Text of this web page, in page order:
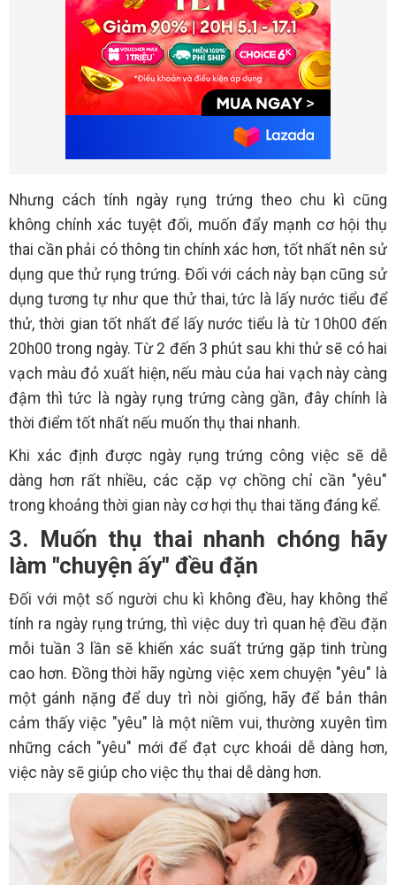
Nhưng cách tính ngày rụng trứng theo chu kì cũng
không chính xác tuyệt đối, muốn đẩy mạnh cơ hội thụ
thai cần phải có thông tin chính xác hơn, tốt nhất nên sử
dụng que thử rụng trứng. Đối với cách này bạn cũng sử
dụng tương tự như que thử thai, tức là lấy nước tiểu để
thử, thời gian tốt nhất để lấy nước tiểu là từ 10h00 đến
20h00 trong ngày. Từ 2 đến 3 phút sau khi thử sẽ có hai
vạch màu đỏ xuất hiện, nếu màu của hai vạch này càng
đậm thì tức là ngày rụng trứng càng gần, đây chính là
thời điểm tốt nhất nếu muốn thụ thai nhanh.
Khi xác định được ngày rụng trứng công việc sẽ dễ
dàng hơn rất nhiều, các cặp vợ chồng chỉ cần "yêu"
trong khoảng thời gian này cơ hợi thụ thai tăng đáng kể.
3. Muốn thụ thai nhanh chóng hãy
làm "chuyện ấy" đều đặn
Đối với một số người chu kì không đều, hay không thể
tính ra ngày rụng trứng, thì việc duy trì quan hệ đều đặn
mỗi tuần 3 lần sẽ khiến xác suất trứng gặp tinh trùng
cao hơn. Đồng thời hãy ngừng việc xem chuyện "yêu" là
một gánh nặng để duy trì nòi giống, hãy để bản thân
cảm thấy việc "yêu" là một niềm vui, thường xuyên tìm
những cách "yêu" mới để đạt cực khoái dễ dàng hơn,
việc này sẽ giúp cho việc thụ thai dễ dàng hơn.